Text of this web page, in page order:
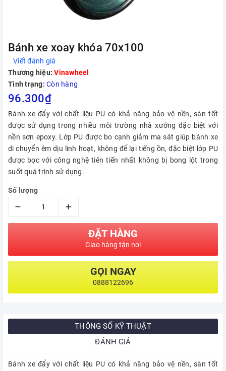
Bánh xe xoay khóa 70x100
Viết đánh giá
Thương hiệu: Vinawheel
Tình trạng: Còn hàng
96.300₫
Bánh xe đẩy với chất liệu PU có khả năng bảo vệ nền, sàn tốt
được sử dụng trong nhiều môi trường nhà xưởng đặc biệt với
nền sơn epoxy. Lớp PU được bo cạnh giảm ma sát giúp bánh xe
di chuyển êm dịu linh hoạt, không để lại tiếng ồn, đặc biệt lớp PU
được bọc với công nghệ tiên tiến nhất không bị bong lột trong
suốt quá trình sử dụng.
Số lượng
– +
ĐẶT HÀNG
Giao hàng tận nơi
GỌI NGAY
0888122696
THÔNG SỐ KỸ THUẬT
ĐÁNH GIÁ
Bánh xe đẩy với chất liệu PU có khả năng bảo vệ nền, sàn tốt